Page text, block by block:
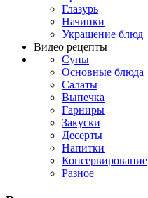
Глазурь
Начинки
Украшение блюд
Видео рецепты
Супы
Основные блюда
Салаты
Выпечка
Гарниры
Закуски
Десерты
Напитки
Консервирование
Разное